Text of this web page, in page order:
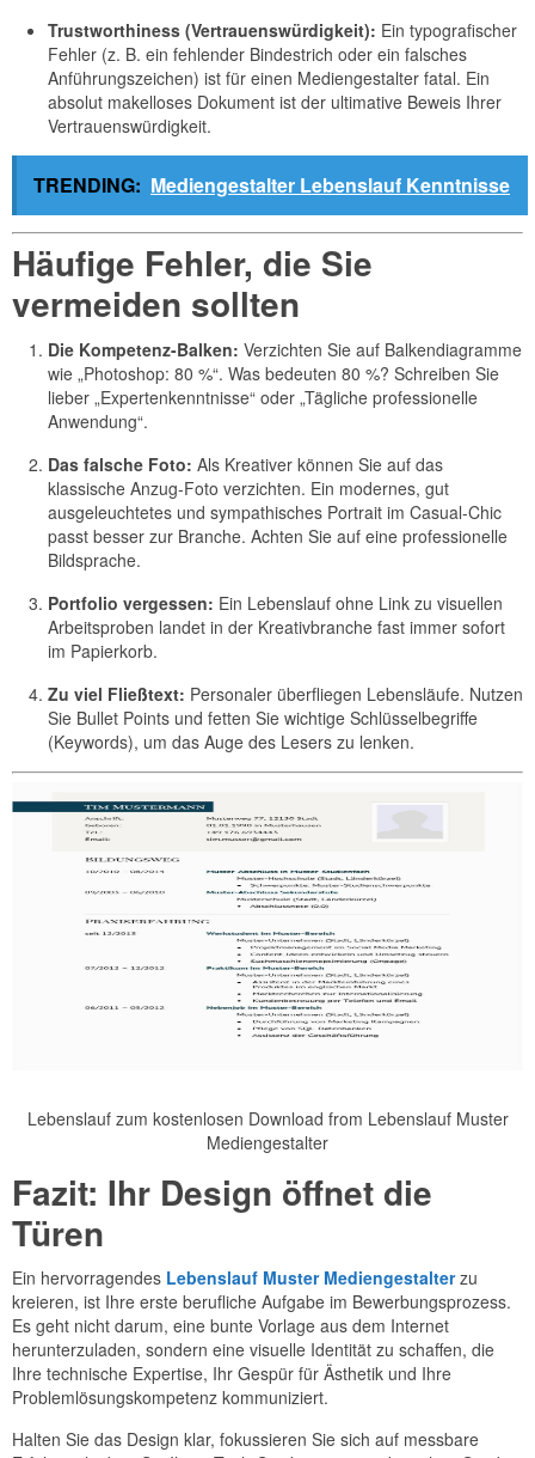
Trustworthiness (Vertrauenswürdigkeit): Ein typografischer
Fehler (z. B. ein fehlender Bindestrich oder ein falsches
Anführungszeichen) ist für einen Mediengestalter fatal. Ein
absolut makelloses Dokument ist der ultimative Beweis Ihrer
Vertrauenswürdigkeit.
TRENDING: Mediengestalter Lebenslauf Kenntnisse
Häufige Fehler, die Sie
vermeiden sollten
Die Kompetenz-Balken: Verzichten Sie auf Balkendiagramme
wie „Photoshop: 80 %“. Was bedeuten 80 %? Schreiben Sie
lieber „Expertenkenntnisse“ oder „Tägliche professionelle
Anwendung“.
Das falsche Foto: Als Kreativer können Sie auf das
klassische Anzug-Foto verzichten. Ein modernes, gut
ausgeleuchtetes und sympathisches Portrait im Casual-Chic
passt besser zur Branche. Achten Sie auf eine professionelle
Bildsprache.
Portfolio vergessen: Ein Lebenslauf ohne Link zu visuellen
Arbeitsproben landet in der Kreativbranche fast immer sofort
im Papierkorb.
Zu viel Fließtext: Personaler überfliegen Lebensläufe. Nutzen
Sie Bullet Points und fetten Sie wichtige Schlüsselbegriffe
(Keywords), um das Auge des Lesers zu lenken.
Lebenslauf zum kostenlosen Download from Lebenslauf Muster
Mediengestalter
Fazit: Ihr Design öffnet die
Türen
Ein hervorragendes Lebenslauf Muster Mediengestalterzu
kreieren, ist Ihre erste berufliche Aufgabe im Bewerbungsprozess.
Es geht nicht darum, eine bunte Vorlage aus dem Internet
herunterzuladen, sondern eine visuelle Identität zu schaffen, die
Ihre technische Expertise, Ihr Gespür für Ästhetik und Ihre
Problemlösungskompetenz kommuniziert.
Halten Sie das Design klar, fokussieren Sie sich auf messbare